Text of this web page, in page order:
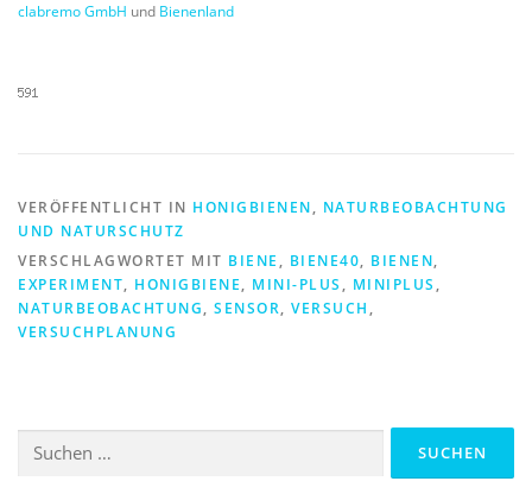
clabremo GmbH und Bienenland
VERÖFFENTLICHT IN HONIGBIENEN, NATURBEOBACHTUNG
UND NATURSCHUTZ
VERSCHLAGWORTET MIT BIENE , BIENE40, BIENEN,
EXPERIMENT, HONIGBIENE, MINI-PLUS , MINIPLUS ,
NATURBEOBACHTUNG, SENSOR, VERSUCH ,
VERSUCHPLANUNG
nach: